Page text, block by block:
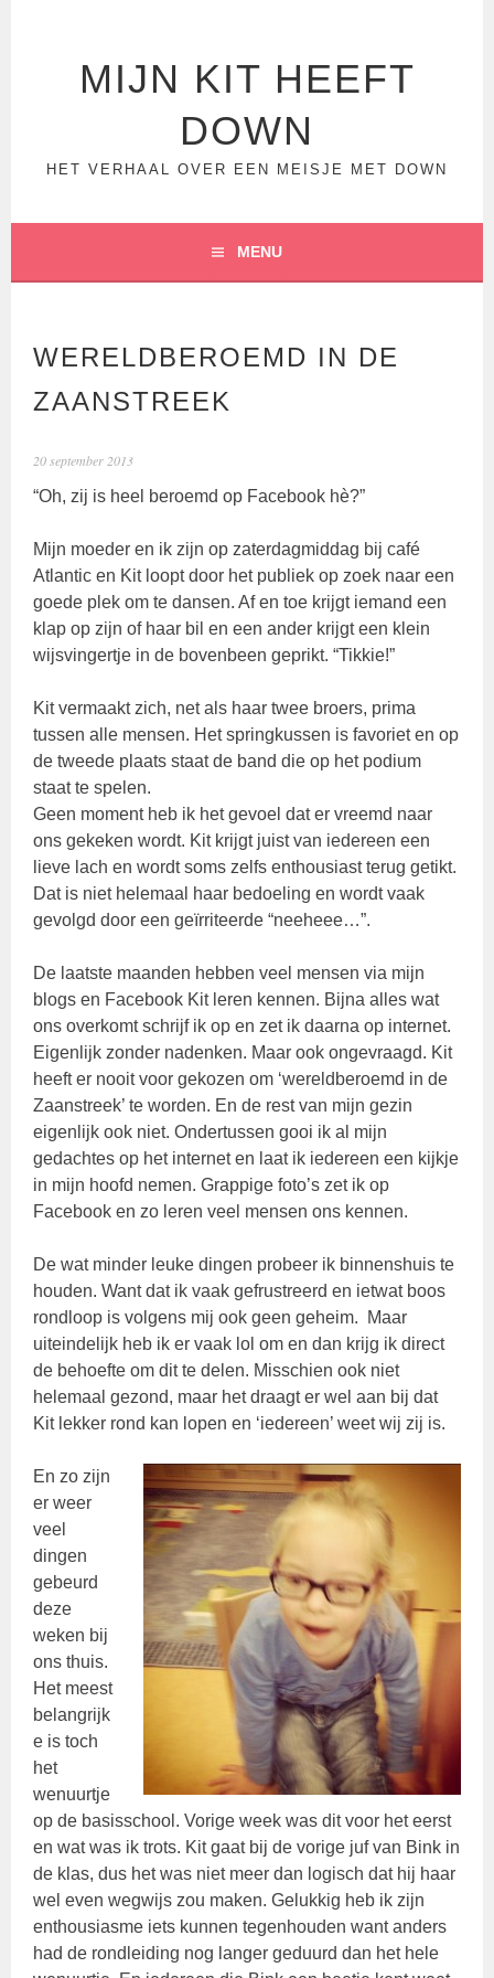
MIJN KIT HEEFT
DOWN
HET VERHAAL OVER EEN MEISJE MET DOWN
MENU
WERELDBEROEMD IN DE
ZAANSTREEK
20 september 2013
“Oh, zij is heel beroemd op Facebook hè?”
Mijn moeder en ik zijn op zaterdagmiddag bij café
Atlantic en Kit loopt door het publiek op zoek naar een
goede plek om te dansen. Af en toe krijgt iemand een
klap op zijn of haar bil en een ander krijgt een klein
wijsvingertje in de bovenbeen geprikt. “Tikkie!”
Kit vermaakt zich, net als haar twee broers, prima
tussen alle mensen. Het springkussen is favoriet en op
de tweede plaats staat de band die op het podium
staat te spelen.
Geen moment heb ik het gevoel dat er vreemd naar
ons gekeken wordt. Kit krijgt juist van iedereen een
lieve lach en wordt soms zelfs enthousiast terug getikt.
Dat is niet helemaal haar bedoeling en wordt vaak
gevolgd door een geïrriteerde “neeheee…”.
De laatste maanden hebben veel mensen via mijn
blogs en Facebook Kit leren kennen. Bijna alles wat
ons overkomt schrijf ik op en zet ik daarna op internet.
Eigenlijk zonder nadenken. Maar ook ongevraagd. Kit
heeft er nooit voor gekozen om ‘wereldberoemd in de
Zaanstreek’ te worden. En de rest van mijn gezin
eigenlijk ook niet. Ondertussen gooi ik al mijn
gedachtes op het internet en laat ik iedereen een kijkje
in mijn hoofd nemen. Grappige foto’s zet ik op
Facebook en zo leren veel mensen ons kennen.
De wat minder leuke dingen probeer ik binnenshuis te
houden. Want dat ik vaak gefrustreerd en ietwat boos
rondloop is volgens mij ook geen geheim. Maar
uiteindelijk heb ik er vaak lol om en dan krijg ik direct
de behoefte om dit te delen. Misschien ook niet
helemaal gezond, maar het draagt er wel aan bij dat
Kit lekker rond kan lopen en ‘iedereen’ weet wij zij is.
En zo zijn
er weer
veel
dingen
gebeurd
deze
weken bij
ons thuis.
Het meest
belangrijk
e is toch
het
wenuurtje
op de basisschool. Vorige week was dit voor het eerst
en wat was ik trots. Kit gaat bij de vorige juf van Bink in
de klas, dus het was niet meer dan logisch dat hij haar
wel even wegwijs zou maken. Gelukkig heb ik zijn
enthousiasme iets kunnen tegenhouden want anders
had de rondleiding nog langer geduurd dan het hele